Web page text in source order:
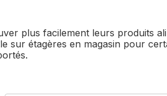
plus facilement leurs produits
étagères en magasin pour